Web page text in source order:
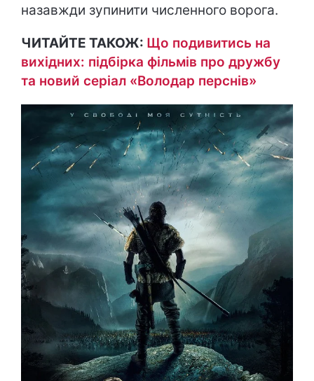
назавжди зупинити численного ворога.
ЧИТАЙТЕ ТАКОЖ: Що подивитись на
вихідних: підбірка фільмів про дружбу
та новий серіал «Володар перснів»